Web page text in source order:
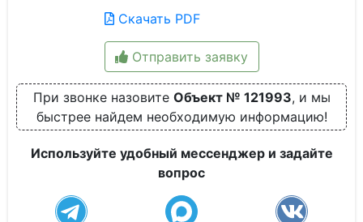
Скачать PDF
Отправить заявку
При звонке назовите Объект № 121993, и мы
быстрее найдем необходимую информацию!
Используйте удобный мессенджер и задайте
вопрос